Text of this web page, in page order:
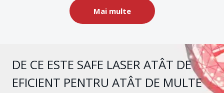
Mai multe
DE CE ESTE SAFE LASER ATÂT DE
EFICIENT PENTRU ATÂT DE MULTE